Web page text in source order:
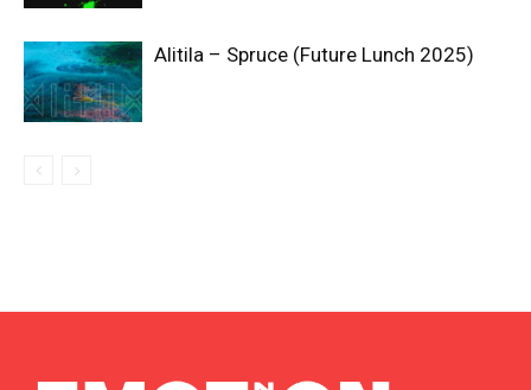
Alitila – Spruce (Future Lunch 2025)